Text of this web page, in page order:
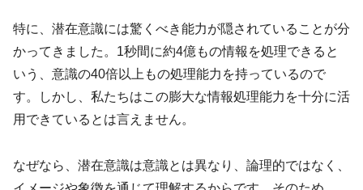
特に、潜在意識には驚くべき能力が隠されていることが分
かってきました。1秒間に約4億もの情報を処理できると
いう、意識の40倍以上もの処理能力を持っているので
す。しかし、私たちはこの膨大な情報処理能力を十分に活
用できているとは言えません。
なぜなら、潜在意識は意識とは異なり、論理的ではなく、